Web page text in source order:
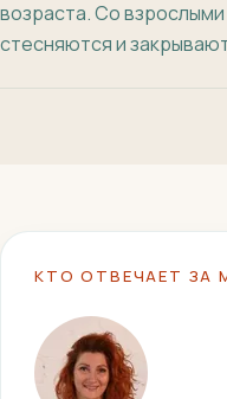
возраста. Со
стесняются и
КТО ОТВЕЧАЕТ ЗА